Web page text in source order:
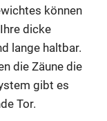
können
dicke
lange haltbar.
die Zäune die
gibt es
Tor.